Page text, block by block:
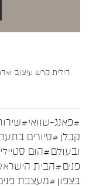
#פאנג-שוואי
קבלן #סיורים
ובעולם#הום
פנים#הבית
בצפון #מעצבת